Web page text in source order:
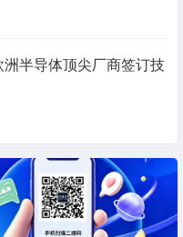
洲半导体顶尖厂商签订技